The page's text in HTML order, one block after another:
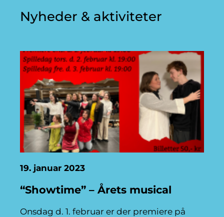
Nyheder & aktiviteter
“Showtime” – Årets musical
19. januar 2023
Onsdag d. 1. februar er der premiere på